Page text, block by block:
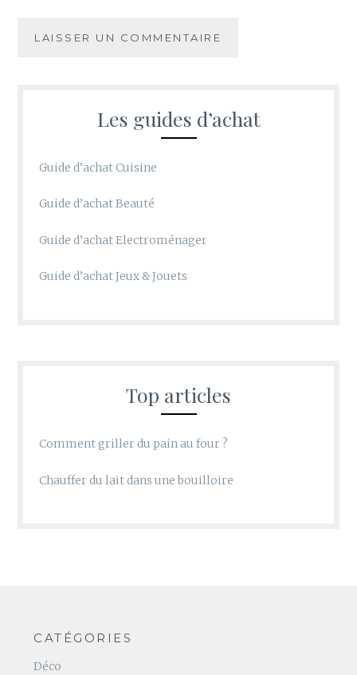
Les guides d’achat
Guide d’achat Cuisine
Guide d’achat Beauté
Guide d’achat Electroménager
Guide d’achat Jeux & Jouets
Top articles
Comment griller du pain au four ?
Chauffer du lait dans une bouilloire
CATÉGORIES
Déco